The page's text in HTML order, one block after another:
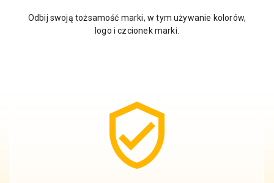
Odbij swoją tożsamość marki, w tym używanie kolorów,
logo i czcionek marki.